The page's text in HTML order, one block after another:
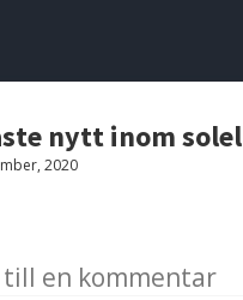
nytt inom solel
2020
till en kommentar